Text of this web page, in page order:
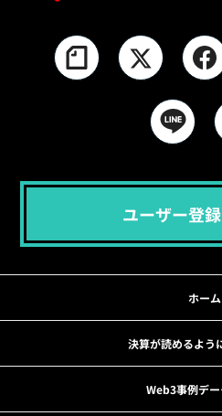
ユーザー登
ホーム
決算が読めるよう
Web3事例デー